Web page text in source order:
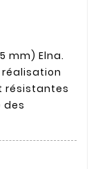
mm) Elna.
résistantes
des